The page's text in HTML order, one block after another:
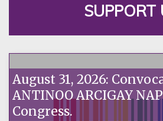
SUPPORT
August 31, 2026:
ANTINOO ARCIGAY
Congress.